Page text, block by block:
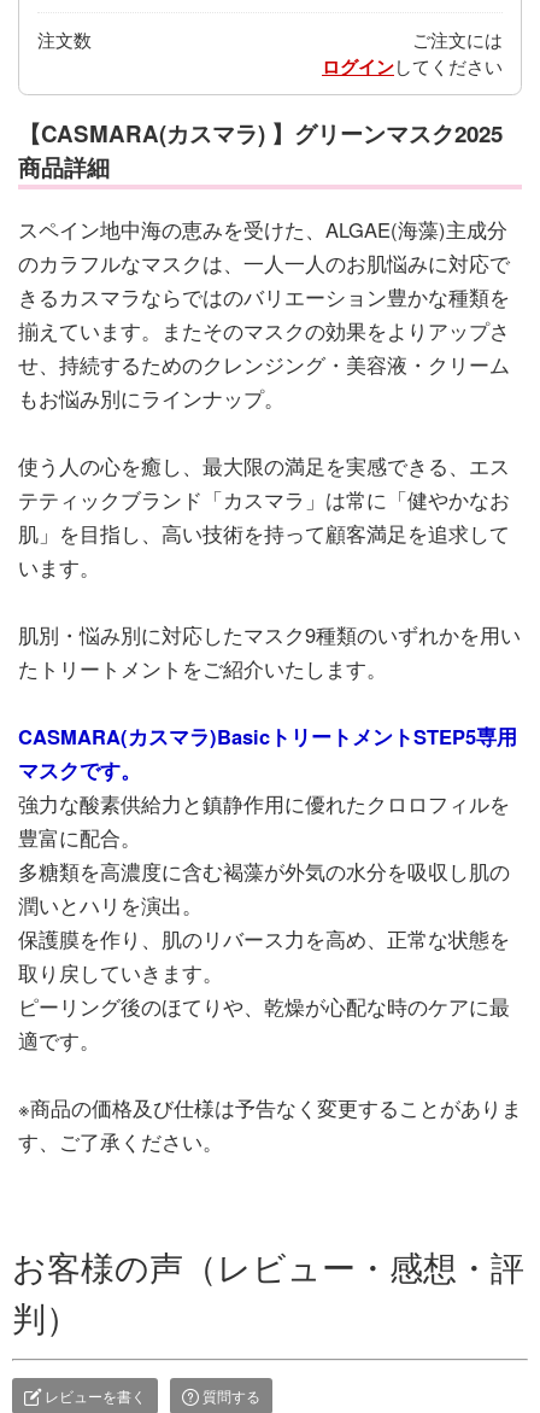
注文数 ご注文には
ログインしてください
【CASMARA(カスマラ) 】グリーンマスク2025
商品詳細
スペイン地中海の恵みを受けた、ALGAE(海藻)主成分
のカラフルなマスクは、一人一人のお肌悩みに対応で
きるカスマラならではのバリエーション豊かな種類を
揃えています。またそのマスクの効果をよりアップさ
せ、持続するためのクレンジング・美容液・クリーム
もお悩み別にラインナップ。
使う人の心を癒し、最大限の満足を実感できる、エス
テティックブランド「カスマラ」は常に「健やかなお
肌」を目指し、高い技術を持って顧客満足を追求して
います。
肌別・悩み別に対応したマスク9種類のいずれかを用い
たトリートメントをご紹介いたします。
CASMARA(カスマラ)BasicトリートメントSTEP5専用
マスクです。
強力な酸素供給力と鎮静作用に優れたクロロフィルを
豊富に配合。
多糖類を高濃度に含む褐藻が外気の水分を吸収し肌の
潤いとハリを演出。
保護膜を作り、肌のリバース力を高め、正常な状態を
取り戻していきます。
ピーリング後のほてりや、乾燥が心配な時のケアに最
適です。
※商品の価格及び仕様は予告なく変更することがありま
す、ご了承ください。
お客様の声（レビュー・感想・評
判）
レビューを書く 質問する